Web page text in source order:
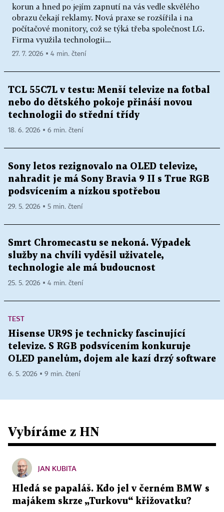
korun a hned po jejím zapnutí na vás vedle skvělého
obrazu čekají reklamy. Nová praxe se rozšířila i na
počítačové monitory, což se týká třeba společnost LG.
Firma využila technologii...
27. 7. 2026 ▪ 4 min. čtení
TCL 55C7L v testu: Menší televize na fotbal
nebo do dětského pokoje přináší novou
technologii do střední třídy
18. 6. 2026 ▪ 6 min. čtení
Sony letos rezignovalo na OLED televize,
nahradit je má Sony Bravia 9 II s True RGB
podsvícením a nízkou spotřebou
29. 5. 2026 ▪ 5 min. čtení
Smrt Chromecastu se nekoná. Výpadek
služby na chvíli vyděsil uživatele,
technologie ale má budoucnost
25. 5. 2026 ▪ 4 min. čtení
TEST
Hisense UR9S je technicky fascinující
televize. S RGB podsvícením konkuruje
OLED panelům, dojem ale kazí drzý software
6. 5. 2026 ▪ 9 min. čtení
Vybíráme z HN
JAN KUBITA
Hledá se papaláš. Kdo jel v černém BMW s
majákem skrze „Turkovu“ křižovatku?